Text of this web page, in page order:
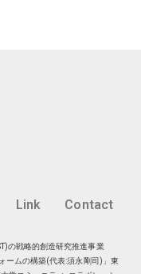
Link Contact
の戦略的創造研究推進事業
ームの構築(代表:須永剛司)」東